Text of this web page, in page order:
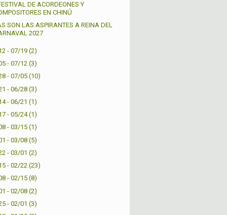
DE ACORDEONES Y
EN CHINÚ
SON LAS ASPIRANTES A REINA DEL
2027
- 07/19 (2)
- 07/12 (3)
- 07/05 (10)
- 06/28 (3)
- 06/21 (1)
- 05/24(1)
- 03/15 (1)
- 03/08 (5)
- 03/01 (2)
- 02/22 (23)
- 02/15 (8)
- 02/08 (2)
- 02/01 (3)